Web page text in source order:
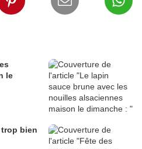
le
trop bien